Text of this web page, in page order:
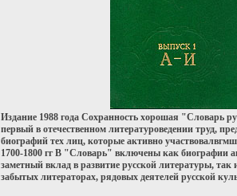
Издание 1988 года Сохранность хорошая "Словарь
первый в отечественном литературоведении труд,
биографий тех лиц, которые активно
1700-1800 гг В "Словарь" включены как биографии
заметный вклад в развитие русской литературы, так
забытых литераторах, рядовых деятелей русской